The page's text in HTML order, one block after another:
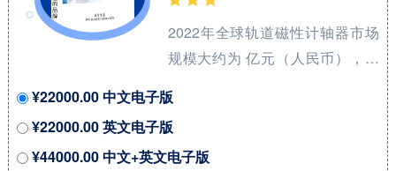
来几年CAGR大约为 %。 本报告
研究中...
2022年全球轨道磁性计轴器市场
规模大约为 亿元（人民币），预
2029期间年复合增长率
（CAGR）为 %。未来几年，本
行业具有很大不确定性，本文的
¥22000.00 中文电子版
¥22000.00 英文电子版
¥44000.00 中文+英文电子版